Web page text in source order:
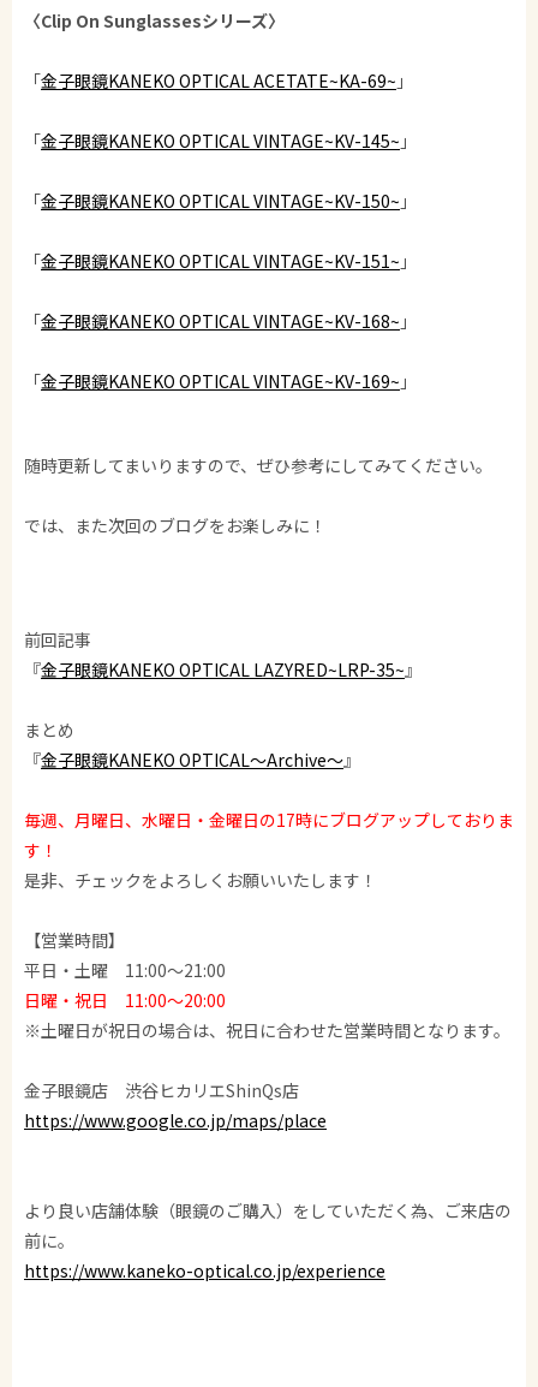
〈Clip On Sunglassesシリーズ〉
「金子眼鏡KANEKO OPTICAL ACETATE~KA-69~ 」
「金子眼鏡KANEKO OPTICAL VINTAGE~KV-145~ 」
「金子眼鏡KANEKO OPTICAL VINTAGE~KV-150~ 」
「金子眼鏡KANEKO OPTICAL VINTAGE~KV-151~ 」
「金子眼鏡KANEKO OPTICAL VINTAGE~KV-168~ 」
「金子眼鏡KANEKO OPTICAL VINTAGE~KV-169~ 」
随時更新してまいりますので、ぜひ参考にしてみてください。
では、また次回のブログをお楽しみに！
前回記事
『金子眼鏡KANEKO OPTICAL LAZYRED~LRP-35~』
まとめ
『金子眼鏡KANEKO OPTICAL～Archive～』
毎週、月曜日、水曜日・金曜日の17時にブログアップしておりま
す！
是非、チェックをよろしくお願いいたします！
【営業時間】
平日・土曜 11:00～21:00
日曜・祝日 11:00～20:00
※土曜日が祝日の場合は、祝日に合わせた営業時間となります。
金子眼鏡店 渋谷ヒカリエShinQs店
https://www.google.co.jp/maps/place
より良い店舗体験（眼鏡のご購入）をしていただく為、ご来店の
前に。
https://www.kaneko-optical.co.jp/experience